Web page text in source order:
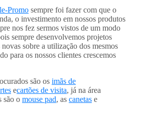
Promo sempre foi fazer com que o
o investimento em nossos produtos
nos fez sermos vistos de um modo
sempre desenvolvemos projetos
sobre a utilização dos mesmos
para os nossos clientes crescemos
são os imãs de
ecartões de visita, já na área
são o mouse pad, as canetas e